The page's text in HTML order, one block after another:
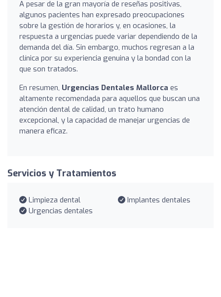
A pesar de la gran mayoría de reseñas positivas,
algunos pacientes han expresado preocupaciones
sobre la gestión de horarios y, en ocasiones, la
respuesta a urgencias puede variar dependiendo de la
demanda del día. Sin embargo, muchos regresan a la
clínica por su experiencia genuina y la bondad con la
que son tratados.
En resumen, Urgencias Dentales Mallorca es
altamente recomendada para aquellos que buscan una
atención dental de calidad, un trato humano
excepcional, y la capacidad de manejar urgencias de
manera eficaz.
Servicios y Tratamientos
Limpieza dental
Implantes dentales
Urgencias dentales